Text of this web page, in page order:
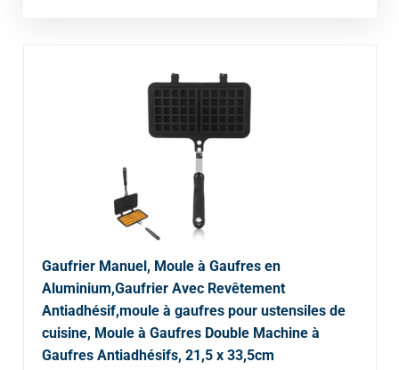
Gaufrier Manuel, Moule à Gaufres en
Aluminium,Gaufrier Avec Revêtement
Antiadhésif,moule à gaufres pour ustensiles de
cuisine, Moule à Gaufres Double Machine à
Gaufres Antiadhésifs, 21,5 x 33,5cm